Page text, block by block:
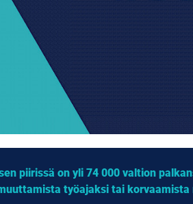
piirissä on yli 74 000 valtion
työajaksi tai